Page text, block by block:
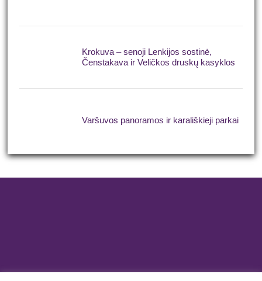
Krokuva – senoji Lenkijos sostinė,
Čenstakava ir Veličkos druskų kasyklos
Varšuvos panoramos ir karališkieji parkai